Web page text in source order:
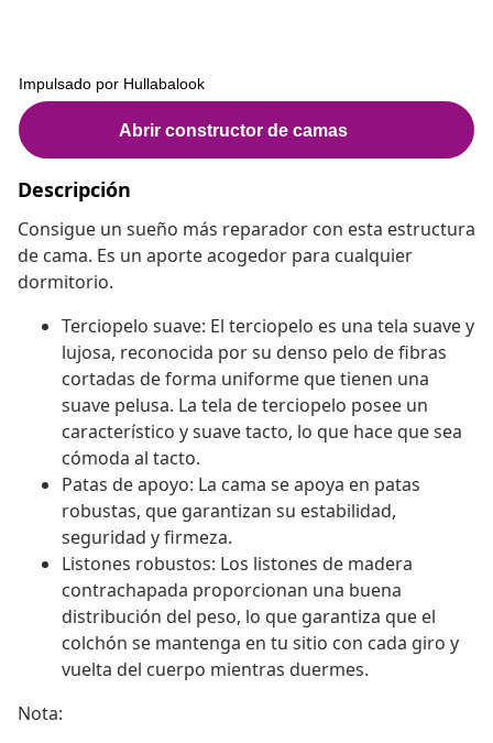
Descripción
Consigue un sueño más reparador con esta estructura
de cama. Es un aporte acogedor para cualquier
dormitorio.
Terciopelo suave: El terciopelo es una tela suave y
lujosa, reconocida por su denso pelo de fibras
cortadas de forma uniforme que tienen una
suave pelusa. La tela de terciopelo posee un
característico y suave tacto, lo que hace que sea
cómoda al tacto.
Patas de apoyo: La cama se apoya en patas
robustas, que garantizan su estabilidad,
seguridad y firmeza.
Listones robustos: Los listones de madera
contrachapada proporcionan una buena
distribución del peso, lo que garantiza que el
colchón se mantenga en tu sitio con cada giro y
vuelta del cuerpo mientras duermes.
Nota: